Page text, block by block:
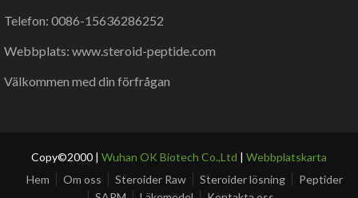
Telefon: 0086-15636286252
Webbplats: www.steroid-peptide.com
Välkommen med din förfrågan
Copy©2000 | Wuhan OK Biotech Co.,Ltd | Webbplatskarta
Hem
Om oss Steroider Raw Steroider lösning
Peptider